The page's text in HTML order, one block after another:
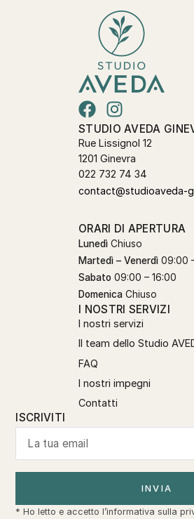
STUDIO AVEDA
Rue Lissignol 12
1201 Ginevra
022 732 74 34
contact@studioaveda-
ORARI DI APERTURA
Lunedì Chiuso
Martedì – Venerdì 09:00
Sabato 09:00 – 16:00
Domenica Chiuso
I NOSTRI SERVIZI
I nostri servizi
Il team dello Studio
FAQ
I nostri impegni
Contatti
ISCRIVITI
INVIA
* Ho letto e accetto l’informativa sulla